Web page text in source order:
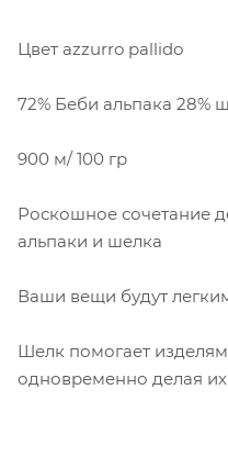
Цвет azzurro pallido
72% Беби альпака 28%
900 м/ 100 гр
Роскошное сочетание
альпаки и шелка
Ваши вещи будут
Шелк помогает
одновременно делая